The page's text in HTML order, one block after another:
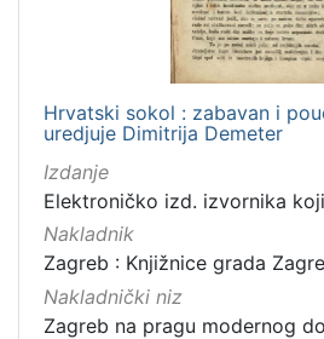
Hrvatski sokol : zabavan i
uredjuje Dimitrija Demeter
Izdanje
Elektroničko izd. izvornika
Nakladnik
Zagreb : Knjižnice grada
Nakladnički niz
Zagreb na pragu modernog